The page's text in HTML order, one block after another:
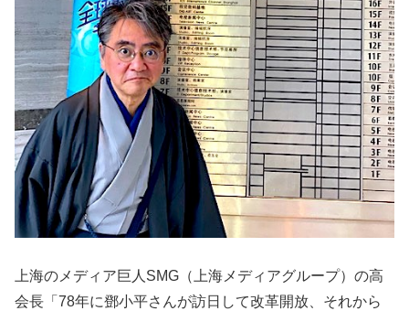
上海のメディア巨人SMG（上海メディアグループ）の高
会長「78年に鄧小平さんが訪日して改革開放、それから